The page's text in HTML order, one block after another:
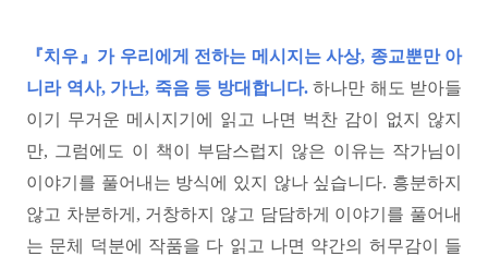
『치우』가 우리에게 전하는 메시지는 사상, 종교뿐만 아
니라 역사, 가난, 죽음 등 방대합니다. 하나만 해도 받아들
이기 무거운 메시지기에 읽고 나면 벅찬 감이 없지 않지
만, 그럼에도 이 책이 부담스럽지 않은 이유는 작가님이
이야기를 풀어내는 방식에 있지 않나 싶습니다. 흥분하지
않고 차분하게, 거창하지 않고 담담하게 이야기를 풀어내
는 문체 덕분에 작품을 다 읽고 나면 약간의 허무감이 들